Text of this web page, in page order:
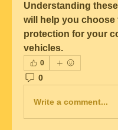
Understanding
will help you choose
protection for your
vehicles.
0
0
Write a comment...